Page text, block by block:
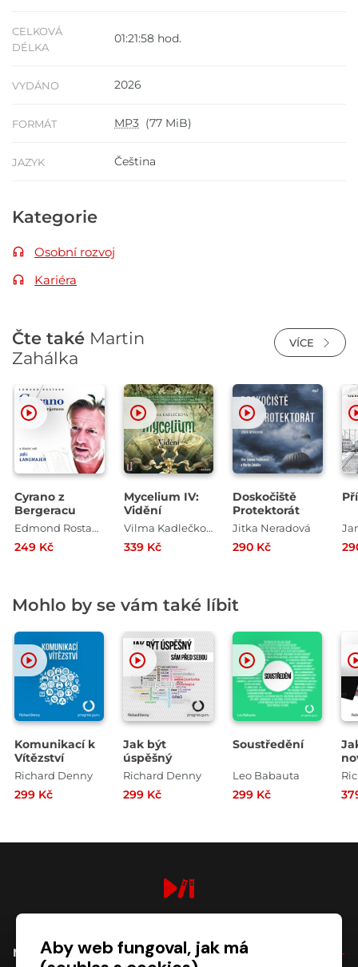
CELKOVÁ
DÉLKA
01:21:58 hod.
VYDÁNO 2026
FORMÁT MP3 (77 MiB)
JAZYK Čeština
Kategorie
Osobní rozvoj
Kariéra
Čte také Martin
Zahálka
VÍCE
Cyrano z
Bergeracu
Edmond Rostand
249 Kč
Mycelium IV:
Vidění
Vilma Kadlečková
339 Kč
Doskočiště
Protektorát
Jitka Neradová
290 Kč
Mohlo by se vám také líbit
Komunikací k
Vítězství
Richard Denny
299 Kč
Jak být
úspěšný
Richard Denny
299 Kč
Soustředění
Leo Babauta
299 Kč
NÁKUPAby web fungoval, jak má